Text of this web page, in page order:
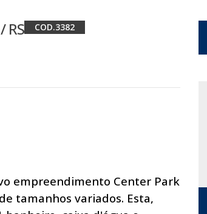
RS 3382
empreendimento Center Park
tamanhos variados. Esta,